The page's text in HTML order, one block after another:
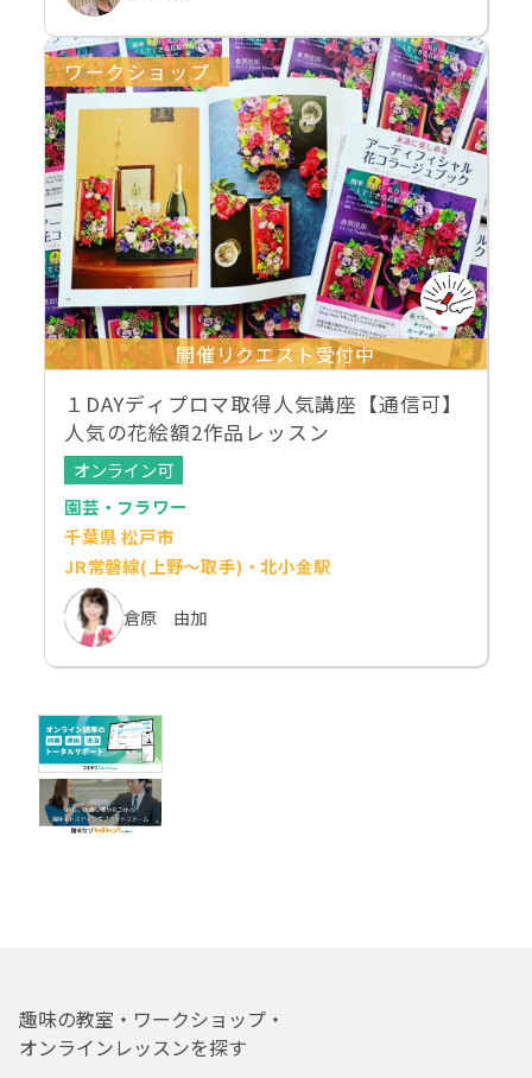
ワークショップ
開催リクエスト受付中
１DAYディプロマ取得人気講座【通信可】
人気の花絵額2作品レッスン
オンライン可
園芸・フラワー
千葉県 松戸市
JR常磐線(上野～取手)・北小金駅
倉原 由加
趣味の教室・ワークショップ・
オンラインレッスンを探す